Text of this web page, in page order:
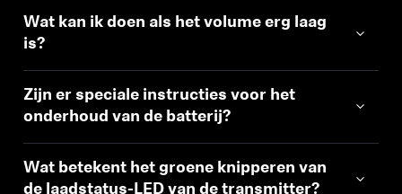
Wat kan ik doen als het volume erg laag
is?
Zijn er speciale instructies voor het
onderhoud van de batterij?
Wat betekent het groene knipperen van
de laadstatus-LED van de transmitter?